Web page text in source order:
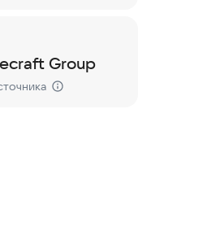
Group